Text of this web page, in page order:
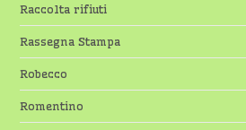
Raccolta rifiuti
Rassegna Stampa
Robecco
Romentino